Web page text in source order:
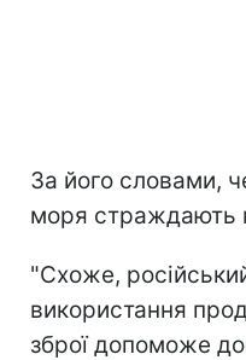
За його словами,
моря страждають
"Схоже,
використання
зброї допоможе